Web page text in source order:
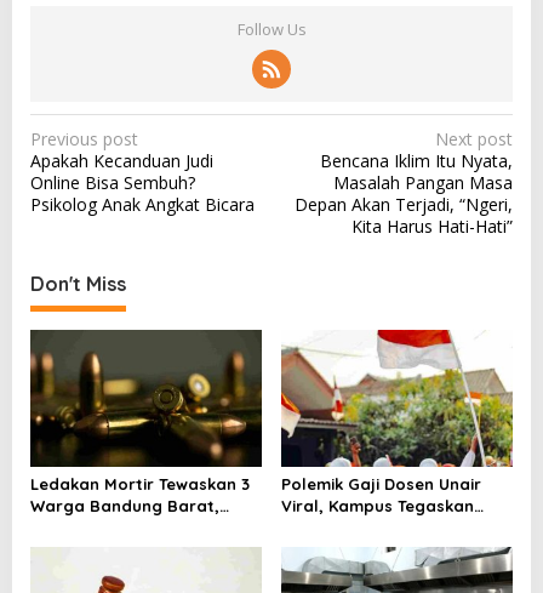
Follow Us
P
o
s
n
a
v
i
g
a
t
i
o
Previous post
Apakah Kecanduan Judi
Online Bisa Sembuh?
Psikolog Anak Angkat Bicara
Next post
Bencana Iklim Itu Nyata,
Masalah Pangan Masa
Depan Akan Terjadi, “Ngeri,
Kita Harus Hati-Hati”
Don't Miss
Ledakan Mortir Tewaskan 3
Warga Bandung Barat,
Amunisi Bekas
Polemik Gaji Dosen Unair
Viral, Kampus Tegaskan
Pokok